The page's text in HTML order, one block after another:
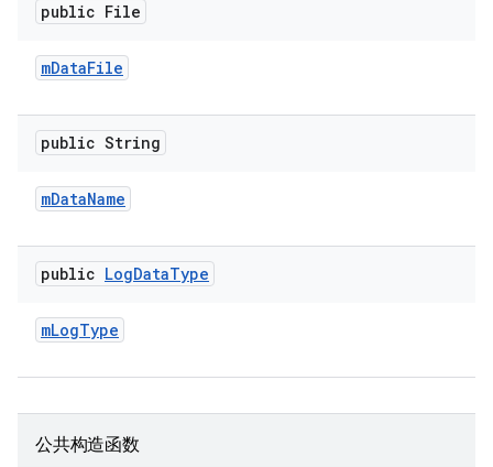
public File
mDataFile
public String
mDataName
public LogDataType
mLogType
公共构造函数